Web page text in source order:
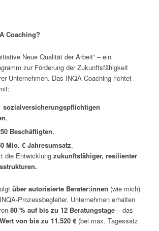
Coaching?
Neue Qualität der Arbeit“ – ein
zur Förderung der Zukunftsfähigkeit
Unternehmen. Das INQA Coaching richtet
sozialversicherungspflichtigen
,
Beschäftigten,
Mio. € Jahresumsatz,
die Entwicklung zukunftsfähiger, resilienter
über autorisierte Berater:innen (wie mich)
Prozessbegleiter. Unternehmen erhalten
80 % auf bis zu 12 Beratungstage– das
Wert von bis zu 11.520 €(bei max. Tagessatz